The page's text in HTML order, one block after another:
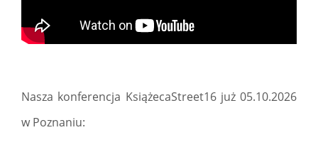
Nasza konferencja KsiążecaStreet16 już 05.10.2026
w Poznaniu: